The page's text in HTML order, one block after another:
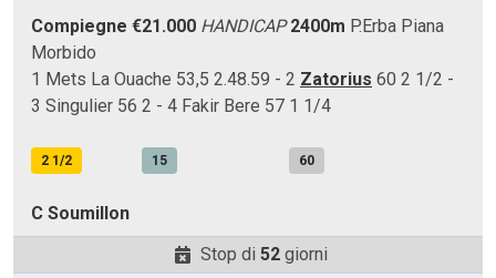
Compiegne €21.000 HANDICAP 2400m P.Erba Piana
Morbido
1 Mets La Ouache 53,5 2.48.59 - 2 Zatorius 60 2 1/2 -
3 Singulier 56 2 - 4 Fakir Bere 57 1 1/4
2 1/2 15 60
C Soumillon
Stop di 52giorni